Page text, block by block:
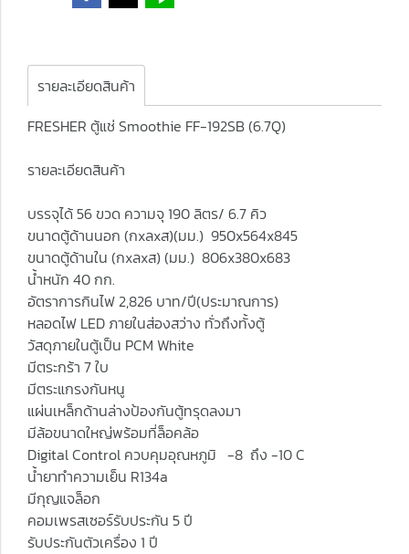
รายละเอียดสินค้า
FRESHER ตู้แช่ Smoothie FF-192SB (6.7Q)
รายละเอียดสินค้า
บรรจุได้ 56 ขวด ความจุ 190 ลิตร/ 6.7 คิว
ขนาดตู้ด้านนอก (กxลxส)(มม.) 950x564x845
ขนาดตู้ด้านใน (กxลxส) (มม.) 806x380x683
น้ำหนัก 40 กก.
อัตราการกินไฟ 2,826 บาท/ปี(ประมาณการ)
หลอดไฟ LED ภายในส่องสว่าง ทั่วถึงทั้งตู้
วัสดุภายในตู้เป็น PCM White
มีตระกร้า 7 ใบ
มีตระแกรงกันหนู
แผ่นเหล็กด้านล่างป้องกันตู้ทรุดลงมา
มีล้อขนาดใหญ่พร้อมที่ล็อคล้อ
Digital Control ควบคุมอุณหภูมิ -8 ถึง -10 C
น้ำยาทำความเย็น R134a
มีกุญแจล็อก
คอมเพรสเซอร์รับประกัน 5 ปี
รับประกันตัวเครื่อง 1 ปี